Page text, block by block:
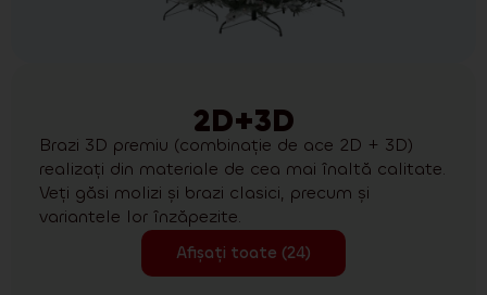
2D+3D
Brazi 3D premiu (combinație de ace 2D + 3D)
realizați din materiale de cea mai înaltă calitate.
Veți găsi molizi și brazi clasici, precum și
variantele lor înzăpezite.
Afișați toate (24)